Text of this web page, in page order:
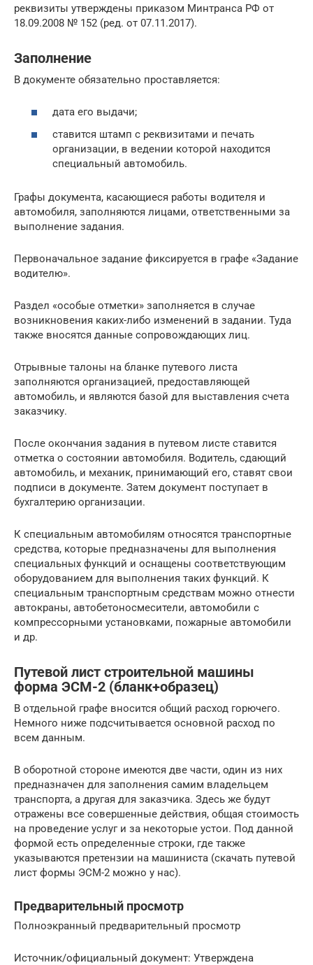
реквизиты утверждены приказом Минтранса РФ от
18.09.2008 № 152 (ред. от 07.11.2017).
Заполнение
В документе обязательно проставляется:
дата его выдачи;
ставится штамп с реквизитами и печать
организации, в ведении которой находится
специальный автомобиль.
Графы документа, касающиеся работы водителя и
автомобиля, заполняются лицами, ответственными за
выполнение задания.
Первоначальное задание фиксируется в графе «Задание
водителю».
Раздел «особые отметки» заполняется в случае
возникновения каких-либо изменений в задании. Туда
также вносятся данные сопровождающих лиц.
Отрывные талоны на бланке путевого листа
заполняются организацией, предоставляющей
автомобиль, и являются базой для выставления счета
заказчику.
После окончания задания в путевом листе ставится
отметка о состоянии автомобиля. Водитель, сдающий
автомобиль, и механик, принимающий его, ставят свои
подписи в документе. Затем документ поступает в
бухгалтерию организации.
К специальным автомобилям относятся транспортные
средства, которые предназначены для выполнения
специальных функций и оснащены соответствующим
оборудованием для выполнения таких функций. К
специальным транспортным средствам можно отнести
автокраны, автобетоносмесители, автомобили с
компрессорными установками, пожарные автомобили
и др.
Путевой лист строительной машины
форма ЭСМ-2 (бланк+образец)
В отдельной графе вносится общий расход горючего.
Немного ниже подсчитывается основной расход по
всем данным.
В оборотной стороне имеются две части, один из них
предназначен для заполнения самим владельцем
транспорта, а другая для заказчика. Здесь же будут
отражены все совершенные действия, общая стоимость
на проведение услуг и за некоторые устои. Под данной
формой есть определенные строки, где также
указываются претензии на машиниста (скачать путевой
лист формы ЭСМ-2 можно у нас).
Предварительный просмотр
Полноэкранный предварительный просмотр
Источник/официальный документ: Утверждена